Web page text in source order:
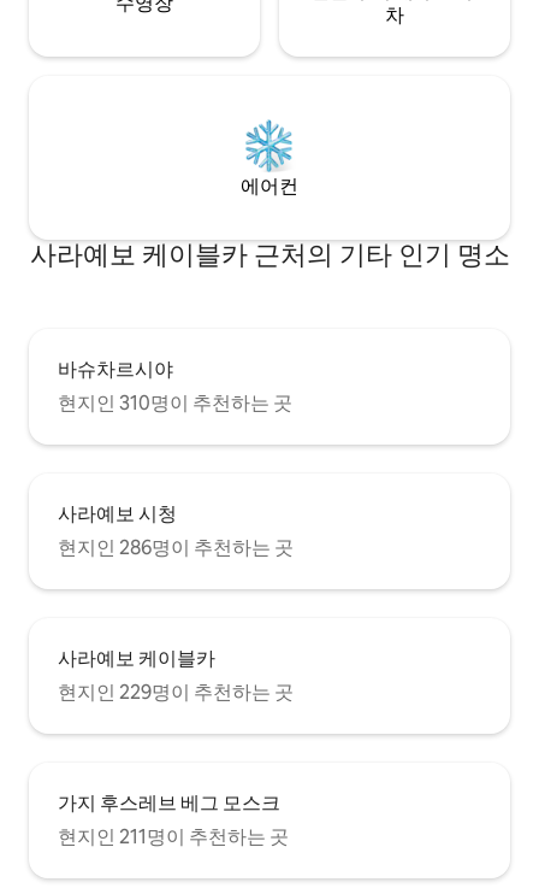
차
에어컨
사라예보 케이블카 근처의 기타 인기 명소
바슈차르시야
현지인 310명이 추천하는 곳
사라예보 시청
현지인 286명이 추천하는 곳
사라예보 케이블카
현지인 229명이 추천하는 곳
가지 후스레브 베그 모스크
현지인 211명이 추천하는 곳